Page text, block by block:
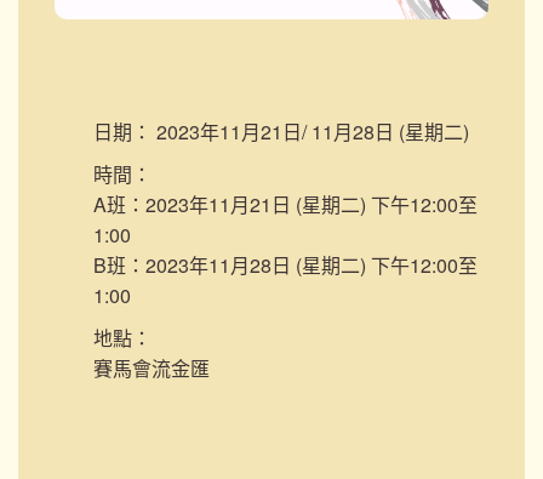
日期： 2023年11月21日/ 11月28日 (星期二)
時間：
A班：2023年11月21日 (星期二) 下午12:00至
1:00
B班：2023年11月28日 (星期二) 下午12:00至
1:00
地點：
賽馬會流金匯